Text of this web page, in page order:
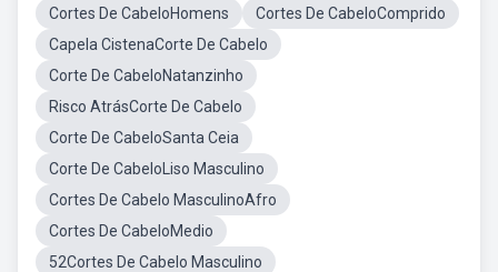
Cortes De CabeloHomens
Cortes De CabeloComprido
Capela CistenaCorte De Cabelo
Corte De CabeloNatanzinho
Risco AtrásCorte De Cabelo
Corte De CabeloSanta Ceia
Corte De CabeloLiso Masculino
Cortes De Cabelo MasculinoAfro
Cortes De CabeloMedio
52Cortes De Cabelo Masculino